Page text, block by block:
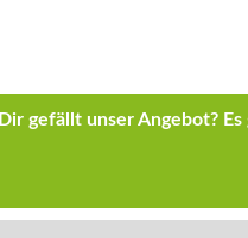
Dir gefällt unser Angebot?